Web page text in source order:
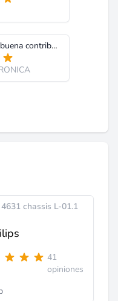
excelente muy buena contribución a la tecnología electronica Muchas Gracias
chassis L-01.1
41
opiniones